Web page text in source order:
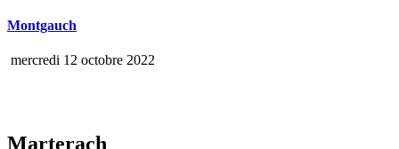
Montgauch
mercredi 12 octobre 2022
Marterach